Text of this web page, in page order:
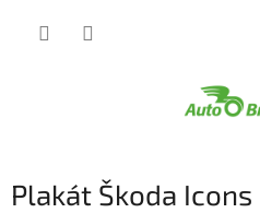
Plakát Škoda Icons